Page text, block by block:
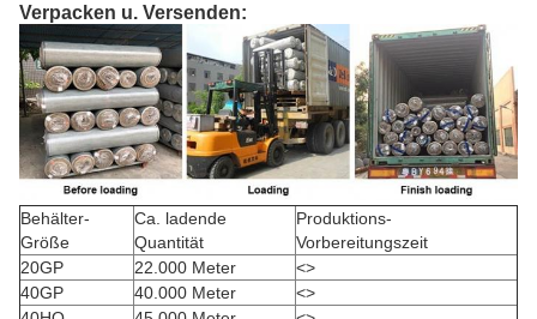
Verpacken u. Versenden:
Behälter-
Größe
Ca. ladende
Quantität
Produktions-
Vorbereitungszeit
20GP
22.000 Meter
<>
40GP
40.000 Meter
<>